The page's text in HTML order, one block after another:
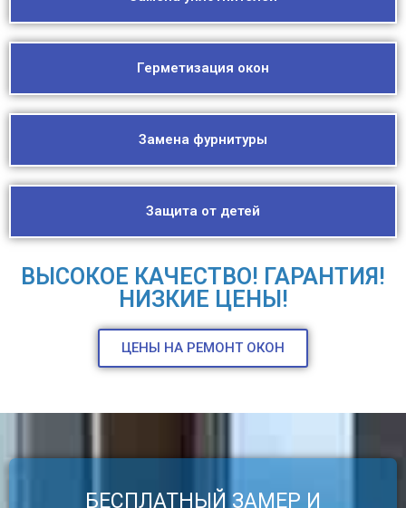
Герметизация окон
Замена фурнитуры
Защита от детей
ВЫСОКОЕ КАЧЕСТВО! ГАРАНТИЯ!
НИЗКИЕ ЦЕНЫ!
ЦЕНЫ НА РЕМОНТ ОКОН
БЕСПЛАТНЫЙ ЗАМЕР И